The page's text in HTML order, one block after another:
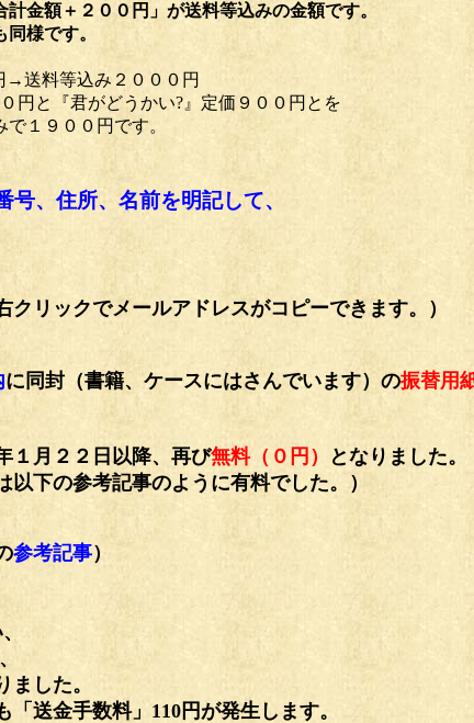
円」が送料等込みの金額です。
す。
→送料等込み２０００円
うかい?』定価９００円とを
０円です。
住所、名前を明記して、
リックでメールアドレスがコピーできます。）
に同封（書籍、ケースにはさんでいます）の振替用
１月２２日以降、再び無料（０円）
となりました。
下の参考記事のように有料でした。）
参考記事）
した。
送金手数料」110円が発生します。